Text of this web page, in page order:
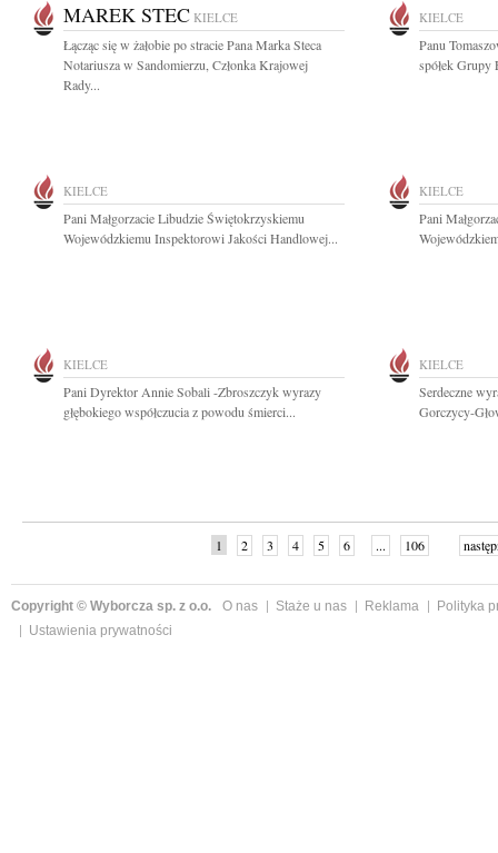
MAREK STEC KIELCE
Łącząc się w żałobie po stracie Pana Marka Steca
Notariusza w Sandomierzu, Członka Krajowej
Rady...
KIELCE
Panu
spółek
KIELCE
Pani Małgorzacie Libudzie Świętokrzyskiemu
Wojewódzkiemu Inspektorowi Jakości Handlowej...
KIELCE
Pani
KIELCE
Pani Dyrektor Annie Sobali -Zbroszczyk wyrazy
głębokiego współczucia z powodu śmierci...
KIELCE
Serdeczne
Gorczycy-
1 2 3 4 5 6 ... 106
Copyright © Wyborcza sp. z o.o. O nas Staże u nas Reklama
Polityka
Ustawienia prywatności